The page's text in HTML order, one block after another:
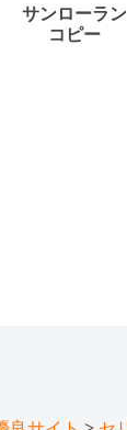
サンローラン
コピー